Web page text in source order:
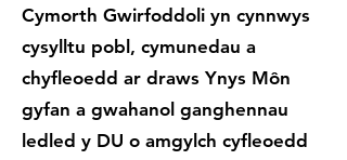
Cymorth Gwirfoddoli yn cynnwys
cysylltu pobl, cymunedau a
chyfleoedd ar draws Ynys Môn
gyfan a gwahanol ganghennau
ledled y DU o amgylch cyfleoedd